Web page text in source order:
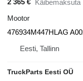
Käibemaksuta
Mootor
476934M447HLAG
Eesti, Tallinn
TruckParts Eesti OÜ